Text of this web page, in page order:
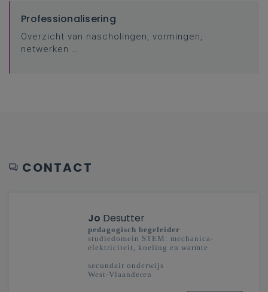
Professionalisering
Overzicht van nascholingen, vormingen,
netwerken …
CONTACT
Jo Desutter
pedagogisch begeleider
studiedomein STEM: mechanica-
elektriciteit, koeling en warmte
secundair onderwijs
West-Vlaanderen